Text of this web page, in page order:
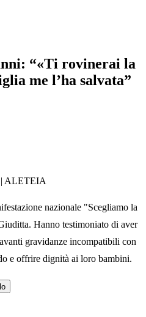
“«Ti rovinerai la
me l’ha salvata”
ALETEIA
nazionale "Scegliamo la
Hanno testimoniato di aver
gravidanze incompatibili con
e offrire dignità ai loro bambini.